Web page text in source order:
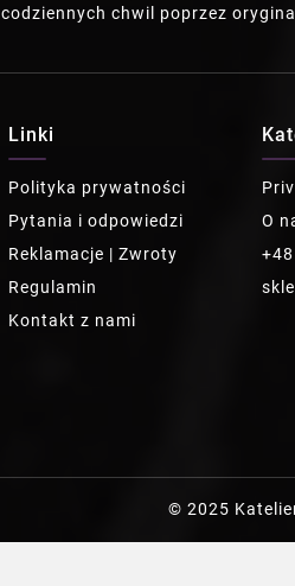
codziennych chwil poprzez
Linki
Polityka prywatności
Pytania i odpowiedzi
Reklamacje | Zwroty
Regulamin
Kontakt z nami
O
© 2025